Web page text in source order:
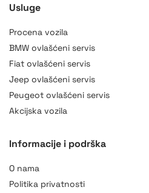
Usluge
Procena vozila
BMW ovlašćeni servis
Fiat ovlašćeni servis
Jeep ovlašćeni servis
Peugeot ovlašćeni servis
Akcijska vozila
Informacije i podrška
O nama
Politika privatnosti